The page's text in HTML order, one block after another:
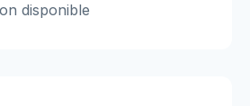
disponible